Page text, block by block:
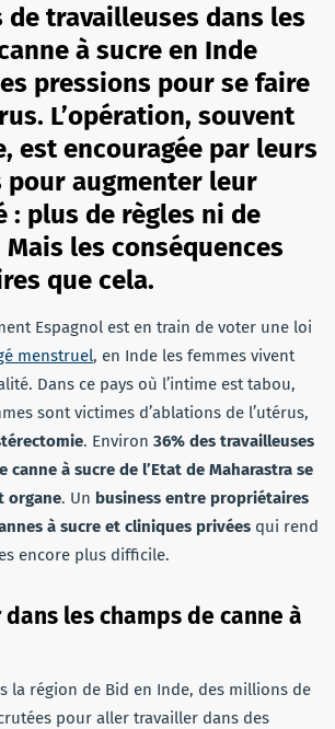
de travailleuses dans les
à sucre en Inde
pressions pour se faire
L’opération, souvent
est encouragée par leurs
pour augmenter leur
: plus de règles ni de
Mais les conséquences
que cela.
Espagnol est en train de voter une loi
menstruel, en Inde les femmes vivent
Dans ce pays où l’intime est tabou,
sont victimes d’ablations de l’utérus,
. Environ 36% des travailleuses
canne à sucre de l’Etat de Maharastra se
organe. Un business entre propriétaires
à sucre et cliniques privées qui rend
encore plus difficile.
les champs de canne à
la région de Bid en Inde, des millions de
pour aller travailler dans des